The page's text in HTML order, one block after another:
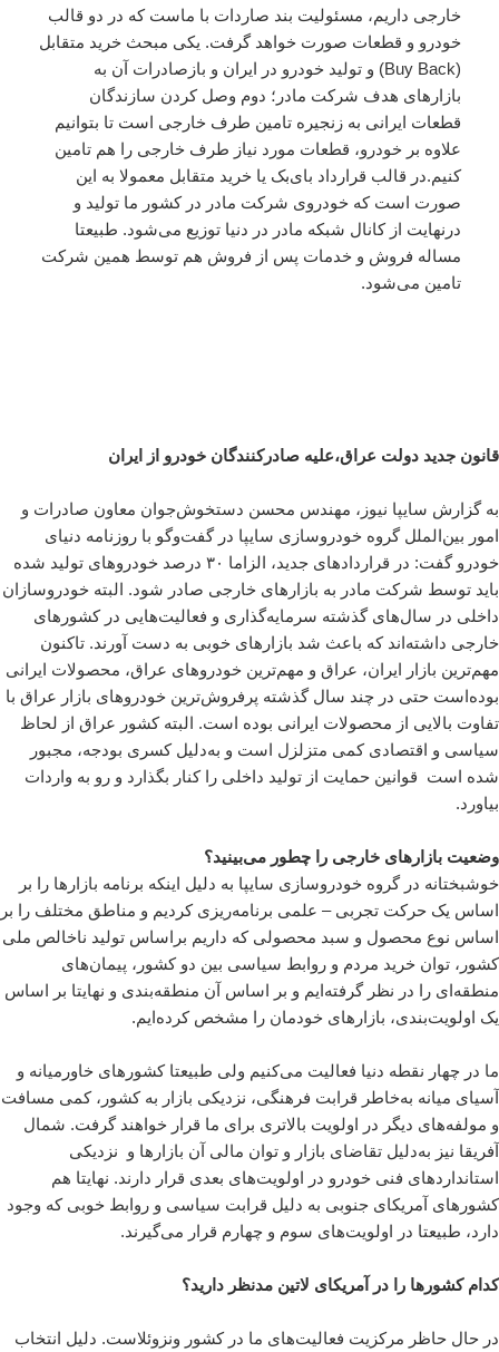
خارجی داریم، مسئولیت بند صاردات با ماست که در دو قالب
خودرو و قطعات صورت خواهد گرفت. یکی مبحث خرید متقابل
(Buy Back) و تولید خودرو در ایران و بازصادرات آن به
بازارهای هدف شرکت مادر؛ دوم وصل کردن سازندگان
قطعات ایرانی به زنجیره تامین طرف خارجی است تا بتوانیم
علاوه بر خودرو، قطعات مورد نیاز طرف خارجی را هم تامین
کنیم.در قالب قرارداد بای‌بک یا خرید متقابل معمولا به این
صورت است که خودروی شرکت مادر در کشور ما تولید و
درنهایت از کانال شبکه مادر در دنیا توزیع می‌شود. طبیعتا
مساله فروش و خدمات پس از فروش هم توسط همین شرکت
تامین می‌شود.
قانون جدید دولت عراق،علیه صادرکنندگان خودرو از ایران
به گزارش سایپا نیوز، مهندس محسن دستخوش‌جوان معاون صادرات و
امور بین‌الملل گروه خودروسازی سایپا در گفت‌و‌گو با روزنامه دنیای
خودرو گفت:
در قراردادهای جدید، الزاما ۳۰ درصد خودروهای تولید شده
باید توسط شرکت مادر به بازارهای خارجی صادر شود. البته خودروسازان
داخلی در سال‌های گذشته سرمایه‌گذاری و فعالیت‌هایی در کشورهای
خارجی داشته‌اند که باعث شد بازارهای خوبی به دست آورند. تاکنون
مهم‌ترین بازار ایران، عراق و مهم‌ترین خودروهای عراق، محصولات ایرانی
بوده‌است حتی در چند سال گذشته پرفروش‌ترین خودروهای بازار عراق با
تفاوت بالایی از محصولات ایرانی بوده‌ است. البته کشور عراق از لحاظ
سیاسی و اقتصادی کمی متزلزل است و به‌دلیل کسری بودجه، مجبور
شده‌ است قوانین حمایت از تولید داخلی را کنار بگذارد و رو به واردات
بیاورد.
وضعیت بازارهای خارجی را چطور می‌بینید؟
خوشبختانه در گروه خودروسازی سایپا به دلیل اینکه برنامه بازارها را بر
اساس یک حرکت تجربی – علمی برنامه‌ریزی کردیم و مناطق مختلف را بر
اساس نوع محصول و سبد محصولی که داریم براساس تولید ناخالص ملی
کشور، توان خرید مردم و روابط سیاسی بین دو کشور، پیمان‌های
منطقه‌ای را در نظر گرفته‌ایم و بر اساس آن منطقه‌بندی و نهایتا بر اساس
یک اولویت‌بندی، بازارهای خودمان را مشخص کرده‌ایم.
ما در چهار نقطه دنیا فعالیت می‌کنیم ولی طبیعتا کشورهای خاورمیانه و
آسیای میانه به‌خاطر قرابت فرهنگی، نزدیکی بازار به کشور، کمی مسافت
و مولفه‌های دیگر در اولویت بالاتری برای ما قرار خواهند گرفت. شمال
آفریقا نیز به‌دلیل تقاضای بازار و توان مالی آن بازارها و نزدیکی
استانداردهای فنی خودرو در اولویت‌های بعدی قرار دارند. نهایتا هم
کشورهای آمریکای جنوبی به دلیل قرابت سیاسی و روابط خوبی که وجود
دارد، طبیعتا در اولویت‌های سوم و چهارم قرار می‌گیرند.
کدام کشورها را در آمریکای لاتین مدنظر دارید؟
در حال حاظر مرکزیت فعالیت‌های ما در کشور ونزوئلاست. دلیل انتخاب